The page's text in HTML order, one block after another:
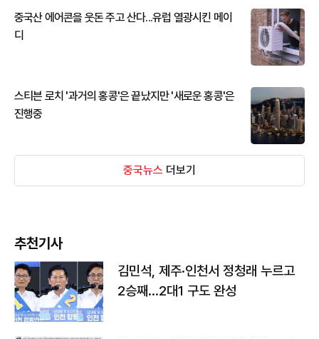
중국산 에어콘을 웃돈 주고 산다...유럽 열광시킨 메이
디
스티븐 로치 '과거의 홍콩'은 끝났지만 '새로운 홍콩'은
진행중
중국뉴스 더보기
추천기사
김민석, 제주·인천서 정청래 누르고
2승째…2대1 구도 완성